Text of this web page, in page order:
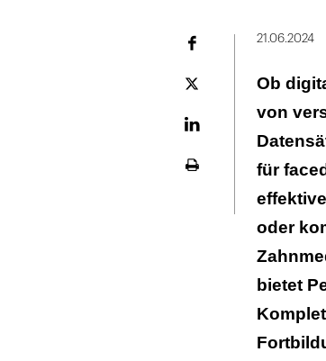
Plattform
21.06.2024
Ob
von
für
oder
bietet